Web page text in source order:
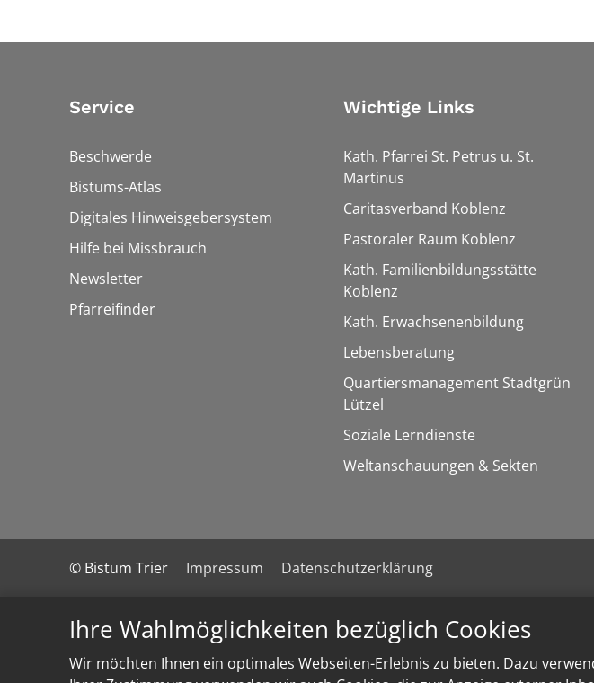
Ihre Wahlmöglichkeiten bezüglich Cookies
Wir möchten Ihnen ein optimales Webseiten-Erlebnis zu bieten. Dazu
Service
Beschwerde
Bistums-Atlas
Digitales Hinweisgebersystem
Hilfe bei Missbrauch
Newsletter
Pfarreifinder
Wichtige Links
Kath. Pfarrei St. Petrus u. St.
Martinus
Caritasverband Koblenz
Pastoraler Raum Koblenz
Kath. Familienbildungsstätte
Koblenz
Kath. Erwachsenenbildung
Lebensberatung
Quartiersmanagement Stadtgrün
Lützel
Soziale Lerndienste
Weltanschauungen & Sekten
© Bistum Trier Impressum Datenschutzerklärung